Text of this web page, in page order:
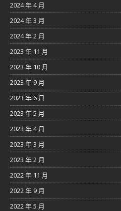
2024 年 4 月
2024 年 3 月
2024 年 2 月
2023 年 11 月
2023 年 10 月
2023 年 9 月
2023 年 6 月
2023 年 5 月
2023 年 4 月
2023 年 3 月
2023 年 2 月
2022 年 11 月
2022 年 9 月
2022 年 5 月